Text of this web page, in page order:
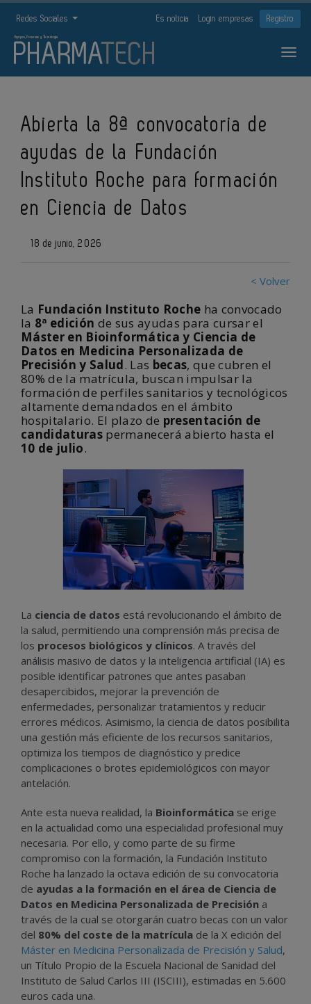
Redes Sociales Es noticia Login empresas Registro
Abierta la 8ª convocatoria de
ayudas de la Fundación
Instituto Roche para formación
en Ciencia de Datos
18 de junio, 2026
< Volver
La Fundación Instituto Roche ha convocado
la 8ª edición de sus ayudas para cursar el
Máster en Bioinformática y Ciencia de
Datos en Medicina Personalizada de
Precisión y Salud. Las becas, que cubren el
80% de la matrícula, buscan impulsar la
formación de perfiles sanitarios y tecnológicos
altamente demandados en el ámbito
hospitalario. El plazo de presentación de
candidaturas permanecerá abierto hasta el
10 de julio.
La ciencia de datos está revolucionando el ámbito de
la salud, permitiendo una comprensión más precisa de
los procesos biológicos y clínicos. A través del
análisis masivo de datos y la inteligencia artificial (IA) es
posible identificar patrones que antes pasaban
desapercibidos, mejorar la prevención de
enfermedades, personalizar tratamientos y reducir
errores médicos. Asimismo, la ciencia de datos posibilita
una gestión más eficiente de los recursos sanitarios,
optimiza los tiempos de diagnóstico y predice
complicaciones o brotes epidemiológicos con mayor
antelación.
Ante esta nueva realidad, la Bioinformática se erige
en la actualidad como una especialidad profesional muy
necesaria. Por ello, y como parte de su firme
compromiso con la formación, la Fundación Instituto
Roche ha lanzado la octava edición de su convocatoria
de ayudas a la formación en el área de Ciencia de
Datos en Medicina Personalizada de Precisión a
través de la cual se otorgarán cuatro becas con un valor
del 80% del coste de la matrícula de la X edición del
Máster en Medicina Personalizada de Precisión y Salud,
un Título Propio de la Escuela Nacional de Sanidad del
Instituto de Salud Carlos III (ISCIII), estimadas en 5.600
euros cada una.